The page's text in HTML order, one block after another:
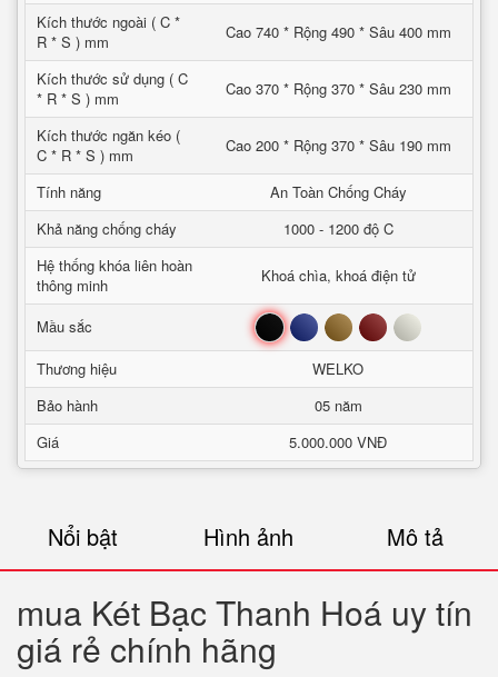
Kích thước ngoài ( C *
R * S ) mm
Cao 740 * Rộng 490 * Sâu 400 mm
Kích thước sử dụng ( C
* R * S ) mm
Cao 370 * Rộng 370 * Sâu 230 mm
Kích thước ngăn kéo (
C * R * S ) mm
Cao 200 * Rộng 370 * Sâu 190 mm
Tính năng
An Toàn Chống Cháy
Khả năng chống cháy
1000 - 1200 độ C
Hệ thống khóa liên hoàn
thông minh
Khoá chìa, khoá điện tử
Mầu sắc Đen Xanh Nâu Đỏ Trắng
Thương hiệu
WELKO
Bảo hành
05 năm
Giá
5.000.000 VNĐ
Nổi bật Hình ảnh Mô tả
mua Két Bạc Thanh Hoá uy tín
giá rẻ chính hãng